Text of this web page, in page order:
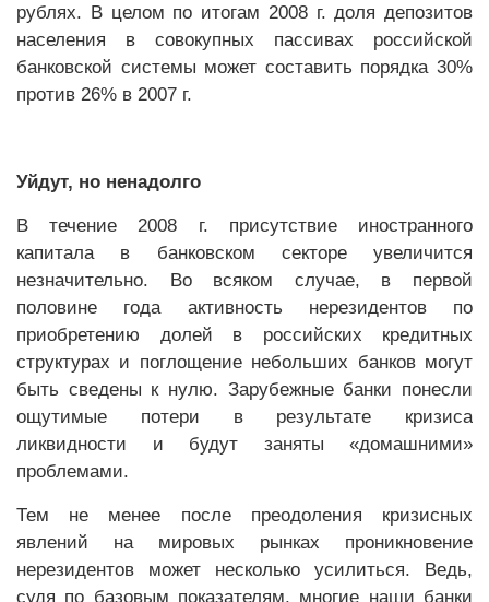
рублях. В целом по итогам 2008 г. доля депозитов
населения в совокупных пассивах российской
банковской системы может составить порядка 30%
против 26% в 2007 г.
Уйдут, но ненадолго
В течение 2008 г. присутствие иностранного
капитала в банковском секторе увеличится
незначительно. Во всяком случае, в первой
половине года активность нерезидентов по
приобретению долей в российских кредитных
структурах и поглощение небольших банков могут
быть сведены к нулю. Зарубежные банки понесли
ощутимые потери в результате кризиса
ликвидности и будут заняты «домашними»
проблемами.
Тем не менее после преодоления кризисных
явлений на мировых рынках проникновение
нерезидентов может несколько усилиться. Ведь,
судя по базовым показателям, многие наши банки